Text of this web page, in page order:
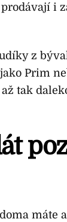
i
z
Prim
tak
máte